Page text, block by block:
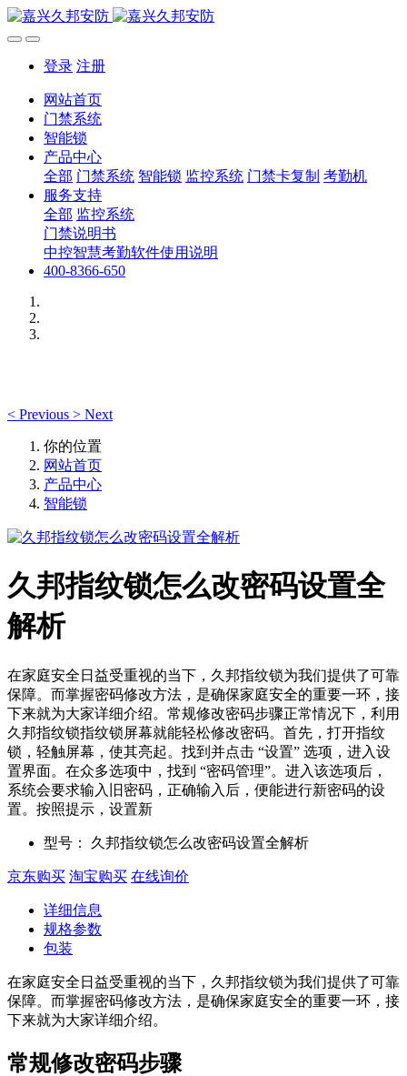
登录 注册
网站首页
门禁系统
智能锁
产品中心
全部 门禁系统 智能锁 监控系统 门禁卡复制 考勤机
服务支持
全部 监控系统
门禁说明书
中控智慧考勤软件使用说明
400-8366-650
< Previous > Next
你的位置
网站首页
产品中心
智能锁
久邦指纹锁怎么改密码设置全
解析
在家庭安全日益受重视的当下，久邦指纹锁为我们提供了可靠
保障。而掌握密码修改方法，是确保家庭安全的重要一环，接
下来就为大家详细介绍。常规修改密码步骤正常情况下，利用
久邦指纹锁指纹锁屏幕就能轻松修改密码。首先，打开指纹
锁，轻触屏幕，使其亮起。找到并点击 “设置” 选项，进入设
置界面。在众多选项中，找到 “密码管理”。进入该选项后，
系统会要求输入旧密码，正确输入后，便能进行新密码的设
置。按照提示，设置新
型号： 久邦指纹锁怎么改密码设置全解析
京东购买 淘宝购买 在线询价
详细信息
规格参数
包装
在家庭安全日益受重视的当下，久邦指纹锁为我们提供了可靠
保障。而掌握密码修改方法，是确保家庭安全的重要一环，接
下来就为大家详细介绍。
常规修改密码步骤